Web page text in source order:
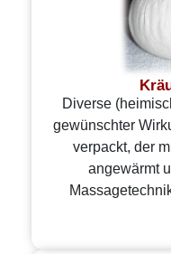
Diverse
gewünschter
verpackt, der
angewärmt